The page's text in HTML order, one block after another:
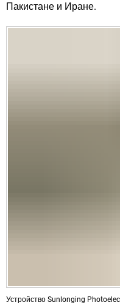
Пакистане и Иране.
Устройство Sunlonging